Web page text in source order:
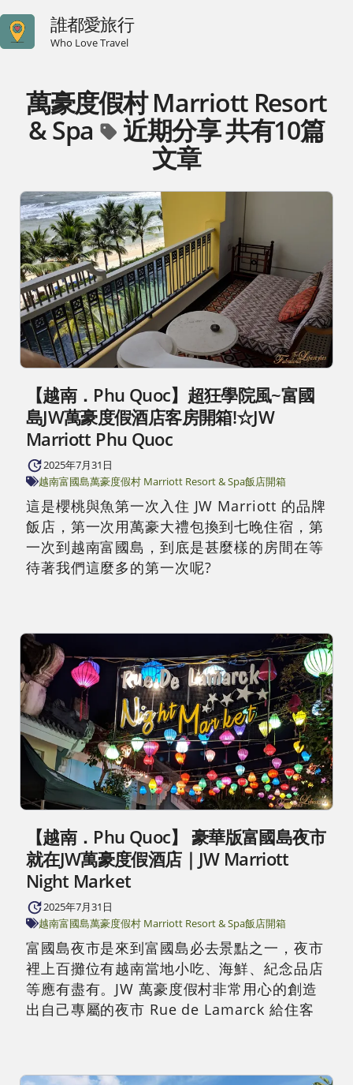
誰都愛旅行
Who Love Travel
萬豪度假村 Marriott Resort
& Spa
近期分享 共有10篇
文章
【越南．Phu Quoc】超狂學院風~富國
島JW萬豪度假酒店客房開箱!☆JW
Marriott Phu Quoc
2025年7月31日
越南富國島萬豪度假村 Marriott Resort & Spa飯店開箱
這是櫻桃與魚第一次入住 JW Marriott 的品牌
飯店，第一次用萬豪大禮包換到七晚住宿，第
一次到越南富國島，到底是甚麼樣的房間在等
待著我們這麼多的第一次呢?
【越南．Phu Quoc】 豪華版富國島夜市
就在JW萬豪度假酒店｜JW Marriott
Night Market
2025年7月31日
越南富國島萬豪度假村 Marriott Resort & Spa飯店開箱
富國島夜市是來到富國島必去景點之一，夜市
裡上百攤位有越南當地小吃、海鮮、紀念品店
等應有盡有。JW 萬豪度假村非常用心的創造
出自己專屬的夜市 Rue de Lamarck 給住客